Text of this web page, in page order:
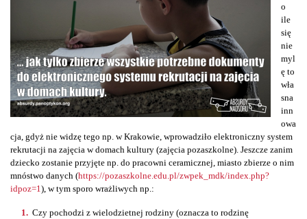
o
ile
się
nie
myl
ę to
wła
sna
inn
owa
cja, gdyż nie widzę tego np. w Krakowie, wprowadziło elektroniczny system
rekrutacji na zajęcia w domach kultury (zajęcia pozaszkolne). Jeszcze zanim
dziecko zostanie przyjęte np. do pracowni ceramicznej, miasto zbierze o nim
mnóstwo danych (https://pozaszkolne.edu.pl/zwpek_mdk/index.php?
idpoz=1), w tym sporo wrażliwych np.:
Czy pochodzi z wielodzietnej rodziny (oznacza to rodzinę